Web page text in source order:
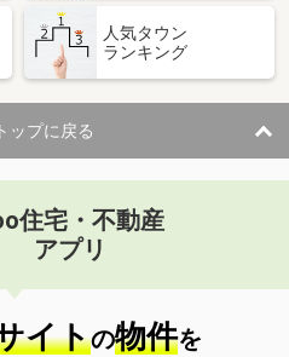
人気タウン
ランキング
ップに戻る
住宅・不動産
アプリ
イトの物件を